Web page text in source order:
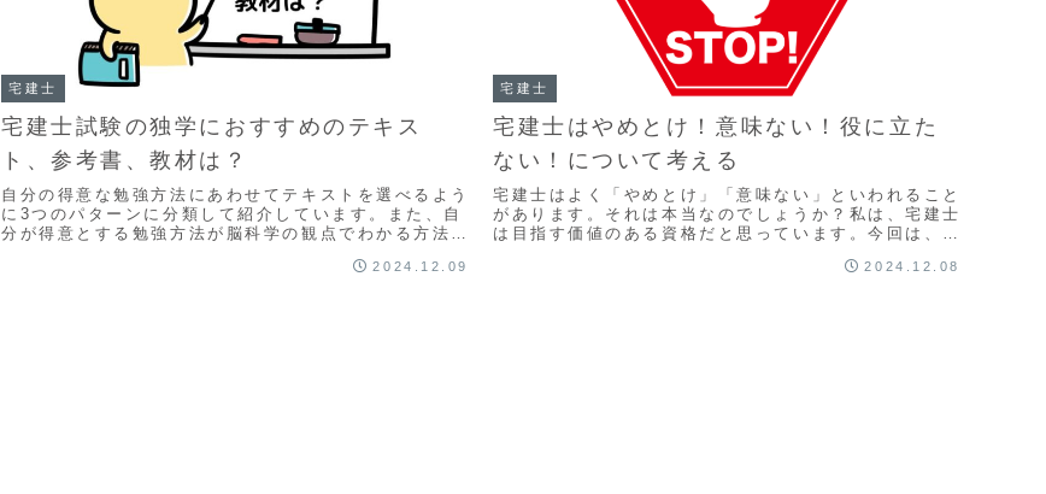
宅建士
宅建士試験の独学におすすめのテキス
ト、参考書、教材は？
自分の得意な勉強方法にあわせてテキストを選べるよう
に3つのパターンに分類して紹介しています。また、自
分が得意とする勉強方法が脳科学の観点でわかる方法も
2024.12.09
宅建士
宅建士はやめとけ！意味ない！役に立た
ない！について考える
宅建士はよく「やめとけ」「意味ない」といわれること
があります。それは本当なのでしょうか？私は、宅建士
は目指す価値のある資格だと思っています。今回は、そ
2024.12.08